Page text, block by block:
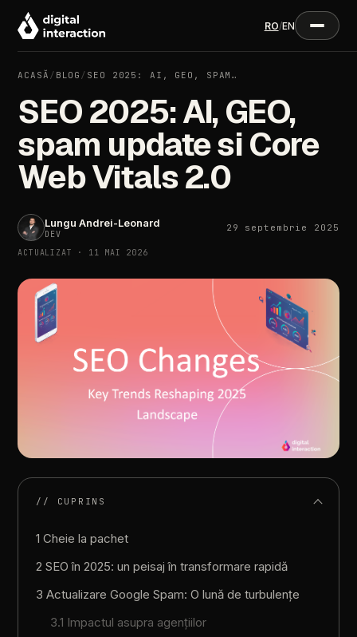
RO/EN
ACASĂ / BLOG / SEO 2025: AI, GEO, SPAM…
SEO 2025: AI, GEO,
spam update si Core
Web Vitals 2.0
Lungu Andrei-Leonard
DEV
29 septembrie 2025
ACTUALIZAT · 11 MAI 2026
// CUPRINS
1 Cheie la pachet
2 SEO în 2025: un peisaj în transformare rapidă
3 Actualizare Google Spam: O lună de turbulențe
3.1 Impactul asupra agențiilor